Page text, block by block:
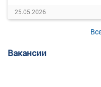
25.05.2026
Вакансии